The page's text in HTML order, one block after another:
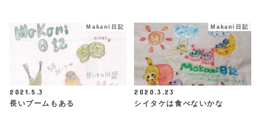
Makani日記
2021.5.3
長いブームもある
Makani日記
2020.3.23
シイタケは食べないかな